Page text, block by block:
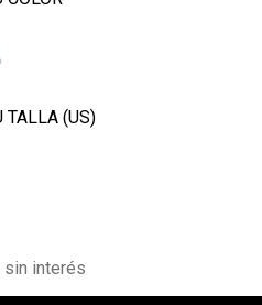
sin interés